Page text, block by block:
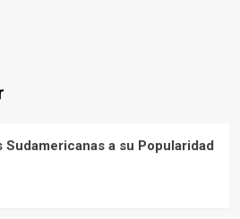
Sudamericanas a su Popularidad